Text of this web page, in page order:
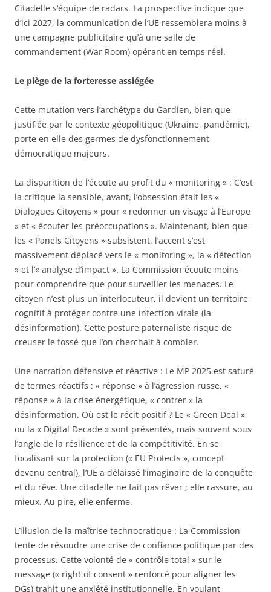
Citadelle s’équipe de radars. La prospective indique que
d’ici 2027, la communication de l’UE ressemblera moins à
une campagne publicitaire qu’à une salle de
commandement (War Room) opérant en temps réel.
Le piège de la forteresse assiégée
Cette mutation vers l’archétype du Gardien, bien que
justifiée par le contexte géopolitique (Ukraine, pandémie),
porte en elle des germes de dysfonctionnement
démocratique majeurs.
La disparition de l’écoute au profit du « monitoring » : C’est
la critique la sensible, avant, l’obsession était les «
Dialogues Citoyens » pour « redonner un visage à l’Europe
» et « écouter les préoccupations ». Maintenant, bien que
les « Panels Citoyens » subsistent, l’accent s’est
massivement déplacé vers le « monitoring », la « détection
» et l’« analyse d’impact ». La Commission écoute moins
pour comprendre que pour surveiller les menaces. Le
citoyen n’est plus un interlocuteur, il devient un territoire
cognitif à protéger contre une infection virale (la
désinformation). Cette posture paternaliste risque de
creuser le fossé que l’on cherchait à combler.
Une narration défensive et réactive : Le MP 2025 est saturé
de termes réactifs : « réponse » à l’agression russe, «
réponse » à la crise énergétique, « contrer » la
désinformation. Où est le récit positif ? Le « Green Deal »
ou la « Digital Decade » sont présentés, mais souvent sous
l’angle de la résilience et de la compétitivité. En se
focalisant sur la protection (« EU Protects », concept
devenu central), l’UE a délaissé l’imaginaire de la conquête
et du rêve. Une citadelle ne fait pas rêver ; elle rassure, au
mieux. Au pire, elle enferme.
L’illusion de la maîtrise technocratique : La Commission
tente de résoudre une crise de confiance politique par des
processus. Cette volonté de « contrôle total » sur le
message (« right of consent » renforcé pour aligner les
DGs) trahit une anxiété institutionnelle. En voulant